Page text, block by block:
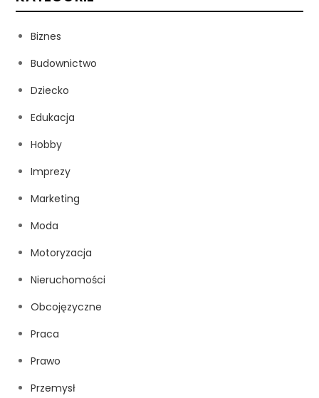
Biznes
Budownictwo
Dziecko
Edukacja
Hobby
Imprezy
Marketing
Moda
Motoryzacja
Nieruchomości
Obcojęzyczne
Praca
Prawo
Przemysł